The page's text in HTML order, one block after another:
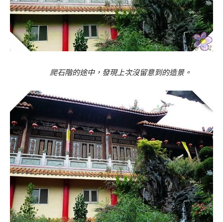
爬石階的途中，發現上次沒留意到的造景。